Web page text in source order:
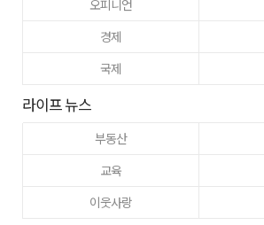
오피니언
경제
국제
라이프 뉴스
부동산
교육
이웃사랑